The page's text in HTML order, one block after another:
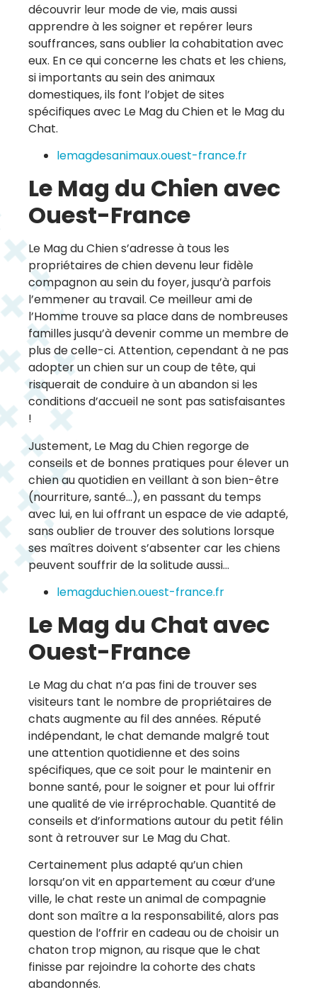
découvrir leur mode de vie, mais aussi
apprendre à les soigner et repérer leurs
souffrances, sans oublier la cohabitation avec
eux. En ce qui concerne les chats et les chiens,
si importants au sein des animaux
domestiques, ils font l’objet de sites
spécifiques avec Le Mag du Chien et le Mag du
Chat.
lemagdesanimaux.ouest-france.fr
Le Mag du Chien avec
Ouest-France
Le Mag du Chien s’adresse à tous les
propriétaires de chien devenu leur fidèle
compagnon au sein du foyer, jusqu’à parfois
l’emmener au travail. Ce meilleur ami de
l’Homme trouve sa place dans de nombreuses
familles jusqu’à devenir comme un membre de
plus de celle-ci. Attention, cependant à ne pas
adopter un chien sur un coup de tête, qui
risquerait de conduire à un abandon si les
conditions d’accueil ne sont pas satisfaisantes
!
Justement, Le Mag du Chien regorge de
conseils et de bonnes pratiques pour élever un
chien au quotidien en veillant à son bien-être
(nourriture, santé…), en passant du temps
avec lui, en lui offrant un espace de vie adapté,
sans oublier de trouver des solutions lorsque
ses maîtres doivent s’absenter car les chiens
peuvent souffrir de la solitude aussi…
lemagduchien.ouest-france.fr
Le Mag du Chat avec
Ouest-France
Le Mag du chat n’a pas fini de trouver ses
visiteurs tant le nombre de propriétaires de
chats augmente au fil des années. Réputé
indépendant, le chat demande malgré tout
une attention quotidienne et des soins
spécifiques, que ce soit pour le maintenir en
bonne santé, pour le soigner et pour lui offrir
une qualité de vie irréprochable. Quantité de
conseils et d’informations autour du petit félin
sont à retrouver sur Le Mag du Chat.
Certainement plus adapté qu’un chien
lorsqu’on vit en appartement au cœur d’une
ville, le chat reste un animal de compagnie
dont son maître a la responsabilité, alors pas
question de l’offrir en cadeau ou de choisir un
chaton trop mignon, au risque que le chat
finisse par rejoindre la cohorte des chats
abandonnés.